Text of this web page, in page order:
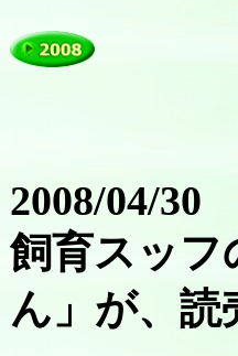
2008/04/30
飼育スッフ
ん」が、読